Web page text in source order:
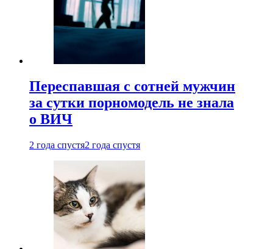
Переспавшая с сотней мужчин
за сутки порномодель не знала
о ВИЧ
2 года спустя2 года спустя